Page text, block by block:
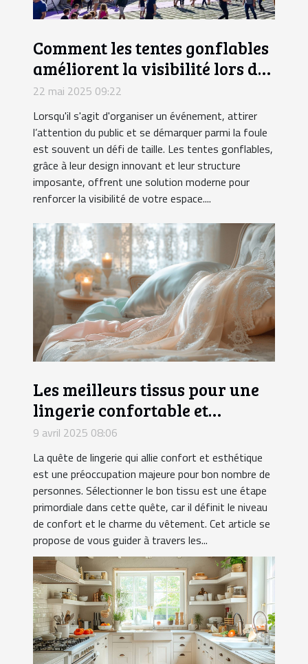
Comment les tentes gonflables
améliorent la visibilité lors des
événements
22 mai 2025 09:22
Lorsqu'il s'agit d'organiser un événement, attirer
l’attention du public et se démarquer parmi la foule
est souvent un défi de taille. Les tentes gonflables,
grâce à leur design innovant et leur structure
imposante, offrent une solution moderne pour
renforcer la visibilité de votre espace....
Les meilleurs tissus pour une
lingerie confortable et
attrayante
9 avril 2025 08:06
La quête de lingerie qui allie confort et esthétique
est une préoccupation majeure pour bon nombre de
personnes. Sélectionner le bon tissu est une étape
primordiale dans cette quête, car il définit le niveau
de confort et le charme du vêtement. Cet article se
propose de vous guider à travers les...